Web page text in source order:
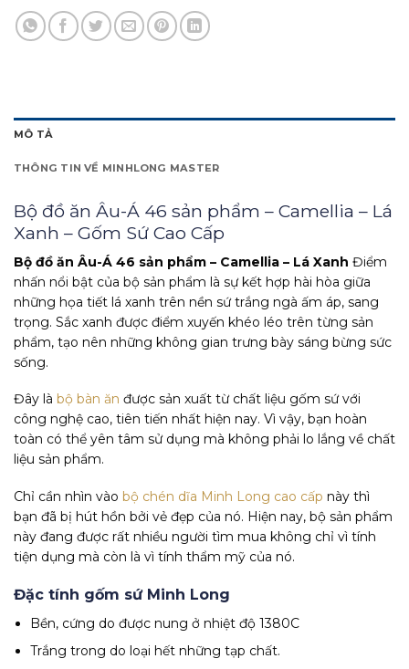
MÔ TẢ
THÔNG TIN VỀ MINHLONG MASTER
Bộ đồ ăn Âu-Á 46 sản phẩm – Camellia – Lá
Xanh – Gốm Sứ Cao Cấp
Bộ đồ ăn Âu-Á 46 sản phẩm – Camellia – Lá Xanh Điểm
nhấn nổi bật của bộ sản phẩm là sự kết hợp hài hòa giữa
những họa tiết lá xanh trên nền sứ trắng ngà ấm áp, sang
trọng. Sắc xanh được điểm xuyến khéo léo trên từng sản
phẩm, tạo nên những không gian trưng bày sáng bừng sức
sống.
Đây là bộ bàn ăn được sản xuất từ chất liệu gốm sứ với
công nghệ cao, tiên tiến nhất hiện nay. Vì vậy, bạn hoàn
toàn có thể yên tâm sử dụng mà không phải lo lắng về chất
liệu sản phẩm.
Chỉ cần nhìn vào bộ chén dĩa Minh Long cao cấp này thì
bạn đã bị hút hồn bởi vẻ đẹp của nó. Hiện nay, bộ sản phẩm
này đang được rất nhiều người tìm mua không chỉ vì tính
tiện dụng mà còn là vì tính thẩm mỹ của nó.
Đặc tính gốm sứ Minh Long
Bền, cứng do được nung ở nhiệt độ 1380C
Trắng trong do loại hết những tạp chất.